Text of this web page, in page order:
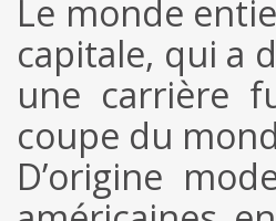
Le monde
capitale, qui a
une carrière
coupe du
D’origine